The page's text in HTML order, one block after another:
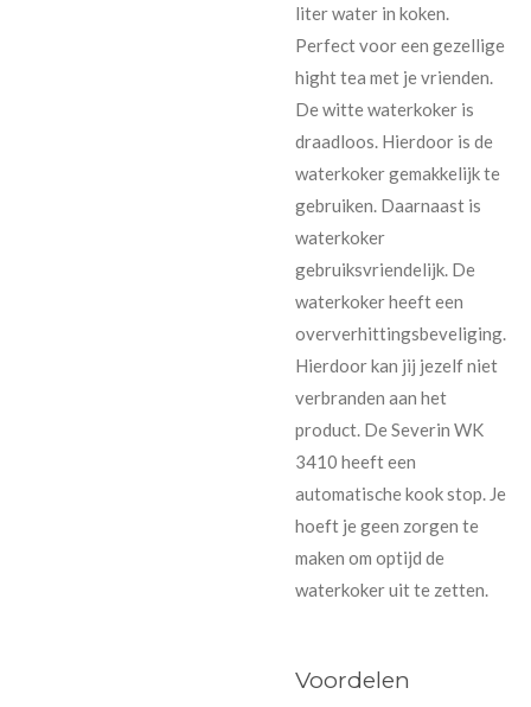
liter water in koken.
Perfect voor een gezellige
hight tea met je vrienden.
De witte waterkoker is
draadloos. Hierdoor is de
waterkoker gemakkelijk te
gebruiken. Daarnaast is
waterkoker
gebruiksvriendelijk. De
waterkoker heeft een
oververhittingsbeveliging.
Hierdoor kan jij jezelf niet
verbranden aan het
product. De Severin WK
3410 heeft een
automatische kook stop. Je
hoeft je geen zorgen te
maken om optijd de
waterkoker uit te zetten.
Voordelen